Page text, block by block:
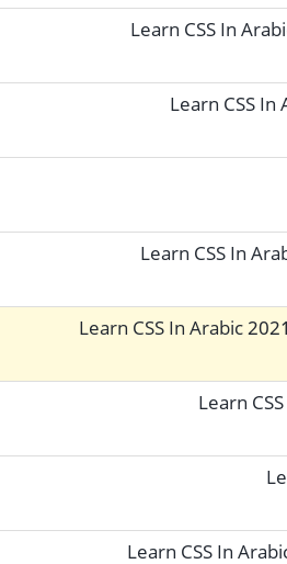
Learn CSS In
Learn CSS
Learn CSS In
Learn CSS In Arabic
Learn
Learn CSS In